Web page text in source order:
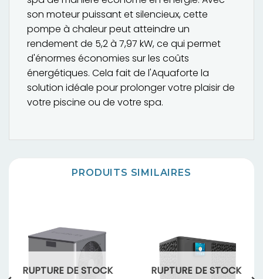
son moteur puissant et silencieux, cette
pompe à chaleur peut atteindre un
rendement de 5,2 à 7,97 kW, ce qui permet
d'énormes économies sur les coûts
énergétiques. Cela fait de l'Aquaforte la
solution idéale pour prolonger votre plaisir de
votre piscine ou de votre spa.
PRODUITS SIMILAIRES
RUPTURE DE STOCK RUPTURE DE STOCK